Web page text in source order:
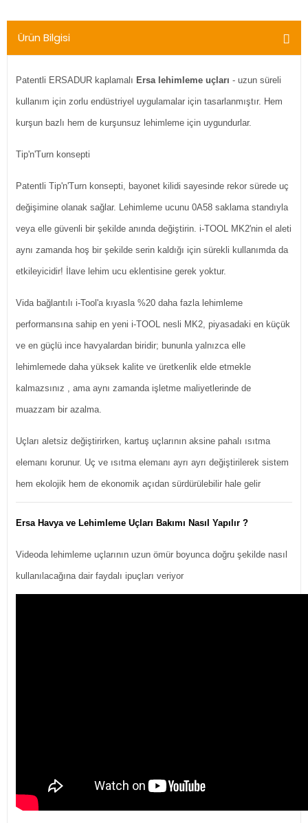
Ürün Bilgisi
Patentli ERSADUR kaplamalı Ersa lehimleme uçları - uzun süreli
kullanım için zorlu endüstriyel uygulamalar için tasarlanmıştır. Hem
kurşun bazlı hem de kurşunsuz lehimleme için uygundurlar.
Tip'n'Turn konsepti
Patentli Tip'n'Turn konsepti, bayonet kilidi sayesinde rekor sürede uç
değişimine olanak sağlar. Lehimleme ucunu 0A58 saklama standıyla
veya elle güvenli bir şekilde anında değiştirin. i-TOOL MK2'nin el aleti
aynı zamanda hoş bir şekilde serin kaldığı için sürekli kullanımda da
etkileyicidir! İlave lehim ucu eklentisine gerek yoktur.
Vida bağlantılı i-Tool'a kıyasla %20 daha fazla lehimleme
performansına sahip en yeni i-TOOL nesli MK2, piyasadaki en küçük
ve en güçlü ince havyalardan biridir; bununla yalnızca elle
lehimlemede daha yüksek kalite ve üretkenlik elde etmekle
kalmazsınız , ama aynı zamanda işletme maliyetlerinde de
muazzam bir azalma.
Uçları aletsiz değiştirirken, kartuş uçlarının aksine pahalı ısıtma
elemanı korunur. Uç ve ısıtma elemanı ayrı ayrı değiştirilerek sistem
hem ekolojik hem de ekonomik açıdan sürdürülebilir hale gelir
Ersa Havya ve Lehimleme Uçları Bakımı Nasıl Yapılır ?
Videoda lehimleme uçlarının uzun ömür boyunca doğru şekilde nasıl
kullanılacağına dair faydalı ipuçları veriyor